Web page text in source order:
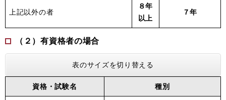
上記以外の者
８年
以上
７年
（２）有資格者の場合
表のサイズを切り替える
資格・試験名 種別